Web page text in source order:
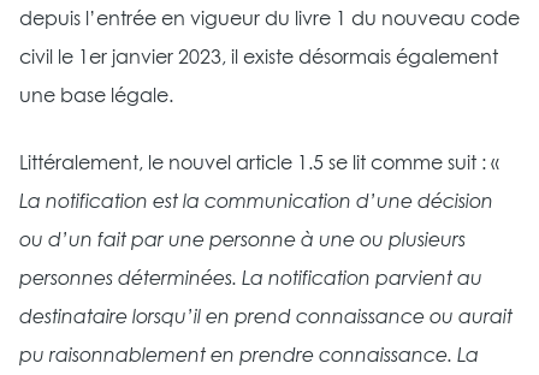
depuis l’entrée en vigueur du livre 1 du nouveau code
civil le 1er janvier 2023, il existe désormais également
une base légale.
Littéralement, le nouvel article 1.5 se lit comme suit : «
La notification est la communication d’une décision
ou d’un fait par une personne à une ou plusieurs
personnes déterminées. La notification parvient au
destinataire lorsqu’il en prend connaissance ou aurait
pu raisonnablement en prendre connaissance. La